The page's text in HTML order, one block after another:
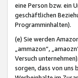
eine Person bzw. ein
geschäftlichen
Programminhalten).
(e) Sie werden
„ammazon“,
Versuch
sorgen, dass von uns